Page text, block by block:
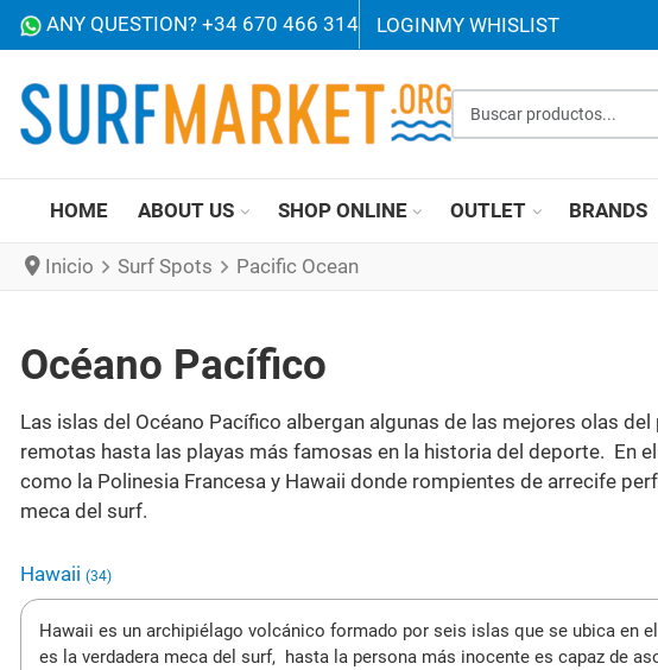
ANY QUESTION? +34 670 466 314 LOGINMY WHISLIST
Buscar productos...
HOME ABOUT US SHOP ONLINE OUTLET BRANDS
Inicio Surf Spots Pacific Ocean
Océano Pacífico
Las islas del Océano Pacífico albergan algunas de las mejores olas
remotas hasta las playas más famosas en la historia del deporte. En
como la Polinesia Francesa y Hawaii donde rompientes de arrecife
meca del surf.
Hawaii (34)
Hawaii es un archipiélago volcánico formado por seis islas que se ubica en
es la verdadera meca del surf, hasta la persona más inocente es capaz de